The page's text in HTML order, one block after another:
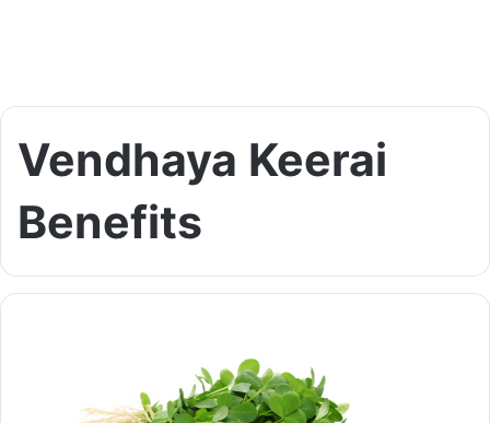
Vendhaya Keerai
Benefits